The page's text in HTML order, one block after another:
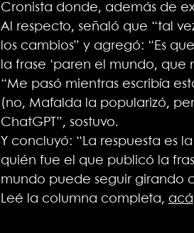
Cronista donde, además de
Al respecto, señaló que “tal
los cambios” y agregó: “Es
la frase ‘paren el mundo, que
“Me pasó mientras escribía
(no, Mafalda la popularizó,
ChatGPT”, sostuvo.
Y concluyó: “La respuesta es
quién fue el que publicó la
mundo puede seguir girando
Leé la columna completa, acá